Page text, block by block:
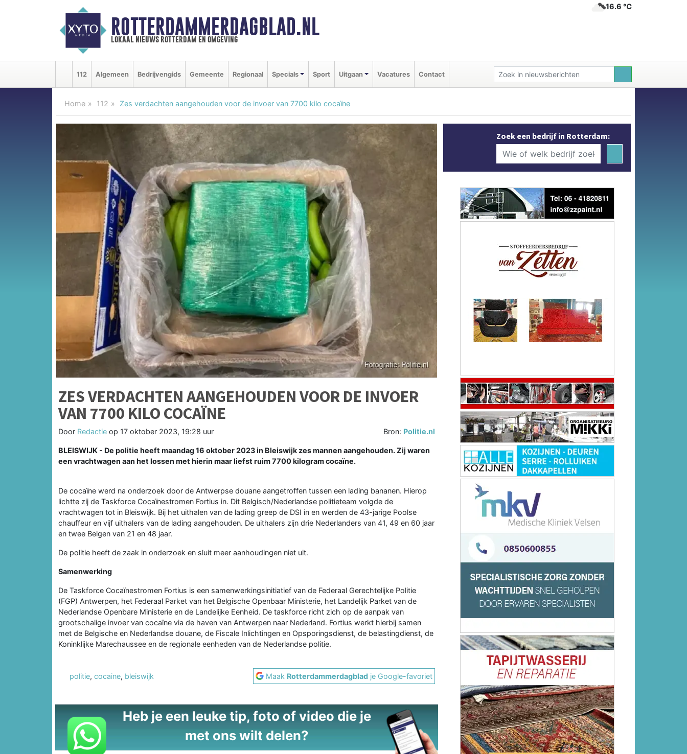
ROTTERDAMMERDAGBLAD.NL
lokaal nieuws rotterdam en omgeving
16.6 ℃
112 Algemeen Bedrijvengids Gemeente Regionaal Specials Sport Uitgaan Vacatures Contact
Home 112 Zes verdachten aangehouden voor de invoer van 7700 kilo cocaïne
ZES VERDACHTEN AANGEHOUDEN VOOR DE INVOER
VAN 7700 KILO COCAÏNE
Door Redactie op 17 oktober 2023, 19:28 uur Bron: Politie.nl
BLEISWIJK - De politie heeft maandag 16 oktober 2023 in Bleiswijk zes mannen aangehouden. Zij waren
een vrachtwagen aan het lossen met hierin maar liefst ruim 7700 kilogram cocaïne.
De cocaïne werd na onderzoek door de Antwerpse douane aangetroffen tussen een lading bananen. Hierop
lichtte zij de Taskforce Cocaïnestromen Fortius in. Dit Belgisch/Nederlandse politieteam volgde de
vrachtwagen tot in Bleiswijk. Bij het uithalen van de lading greep de DSI in en werden de 43-jarige Poolse
chauffeur en vijf uithalers van de lading aangehouden. De uithalers zijn drie Nederlanders van 41, 49 en 60 jaar
en twee Belgen van 21 en 48 jaar.
De politie heeft de zaak in onderzoek en sluit meer aanhoudingen niet uit.
Samenwerking
De Taskforce Cocaïnestromen Fortius is een samenwerkingsinitiatief van de Federaal Gerechtelijke Politie
(FGP) Antwerpen, het Federaal Parket van het Belgische Openbaar Ministerie, het Landelijk Parket van de
Nederlandse Openbare Ministerie en de Landelijke Eenheid. De taskforce richt zich op de aanpak van
grootschalige invoer van cocaïne via de haven van Antwerpen naar Nederland. Fortius werkt hierbij samen
met de Belgische en Nederlandse douane, de Fiscale Inlichtingen en Opsporingsdienst, de belastingdienst, de
Koninklijke Marechaussee en de regionale eenheden van de Nederlandse politie.
politie, cocaine, bleiswijk Maak Rotterdammerdagblad je Google-favoriet
Heb je een leuke tip, foto of video die je
met ons wilt delen?
Zoek een bedrijf in Rotterdam: